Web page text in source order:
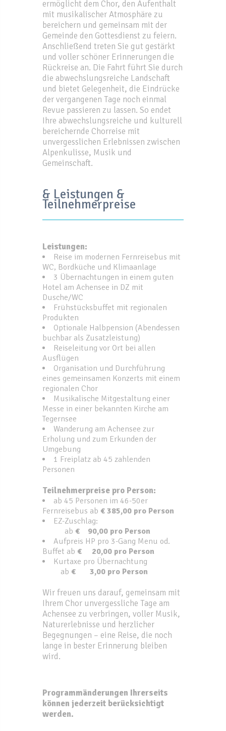
ermöglicht dem Chor, den Aufenthalt
mit musikalischer Atmosphäre zu
bereichern und gemeinsam mit der
Gemeinde den Gottesdienst zu feiern.
Anschließend treten Sie gut gestärkt
und voller schöner Erinnerungen die
Rückreise an. Die Fahrt führt Sie durch
die abwechslungsreiche Landschaft
und bietet Gelegenheit, die Eindrücke
der vergangenen Tage noch einmal
Revue passieren zu lassen. So endet
Ihre abwechslungsreiche und kulturell
bereichernde Chorreise mit
unvergesslichen Erlebnissen zwischen
Alpenkulisse, Musik und
Gemeinschaft.
& Leistungen &
Teilnehmerpreise
Leistungen:
Reise im modernen Fernreisebus mit
WC, Bordküche und Klimaanlage
3 Übernachtungen in einem guten
Hotel am Achensee in DZ mit
Dusche/WC
Frühstücksbuffet mit regionalen
Produkten
Optionale Halbpension (Abendessen
buchbar als Zusatzleistung)
Reiseleitung vor Ort bei allen
Ausflügen
Organisation und Durchführung
eines gemeinsamen Konzerts mit einem
regionalen Chor
Musikalische Mitgestaltung einer
Messe in einer bekannten Kirche am
Tegernsee
Wanderung am Achensee zur
Erholung und zum Erkunden der
Umgebung
1 Freiplatz ab 45 zahlenden
Personen
Teilnehmerpreise pro Person:
ab 45 Personen im 46-50er
Fernreisebus ab € 385,00 pro Person
EZ-Zuschlag:
ab € 90,00 pro Person
Aufpreis HP pro 3-Gang Menu od.
Buffet ab € 20,00 pro Person
Kurtaxe pro Übernachtung
ab € 3,00 pro Person
Wir freuen uns darauf, gemeinsam mit
Ihrem Chor unvergessliche Tage am
Achensee zu verbringen, voller Musik,
Naturerlebnisse und herzlicher
Begegnungen – eine Reise, die noch
lange in bester Erinnerung bleiben
wird.
Programmänderungen Ihrerseits
können jederzeit berücksichtigt
werden.